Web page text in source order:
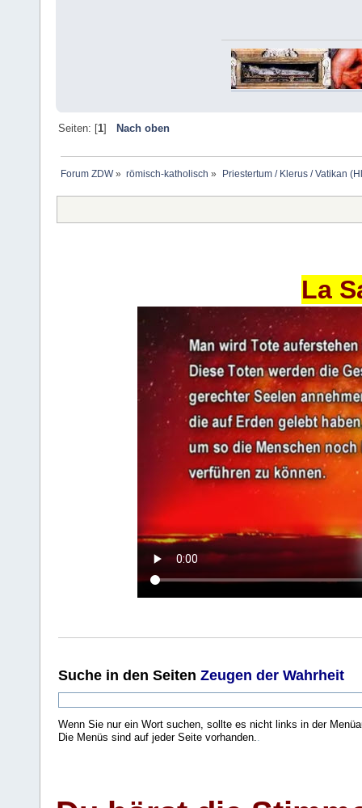
Seiten: [1] Nach oben
Forum ZDW» römisch-katholisch » Priestertum / Klerus / Vatikan
La
Suche in den Seiten Zeugen der Wahrheit
Wenn Sie nur ein Wort suchen, sollte es nicht links in der
Die Menüs sind auf jeder Seite vorhanden.